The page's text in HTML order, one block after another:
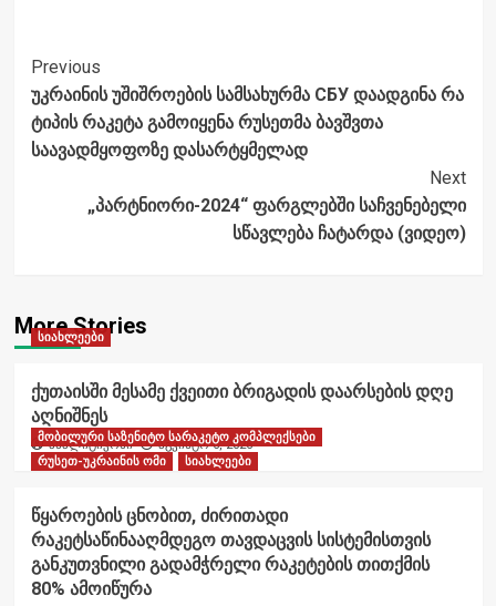
Post
Navigation
Previous
უკრაინის უშიშროების სამსახურმა СБУ დაადგინა რა
ტიპის რაკეტა გამოიყენა რუსეთმა ბავშვთა
საავადმყოფოზე დასარტყმელად
Next
„პარტნიორი-2024“ ფარგლებში საჩვენებელი
სწავლება ჩატარდა (ვიდეო)
More Stories
სიახლეები
ქუთაისში მესამე ქვეითი ბრიგადის დაარსების დღე
აღნიშნეს
ანალიტიკოსი აგვისტო 6, 2026
მობილური საზენიტო სარაკეტო კომპლექსები
რუსეთ-უკრაინის ომი
სიახლეები
წყაროების ცნობით, ძირითადი
რაკეტსაწინააღმდეგო თავდაცვის სისტემისთვის
განკუთვნილი გადამჭრელი რაკეტების თითქმის
80% ამოიწურა